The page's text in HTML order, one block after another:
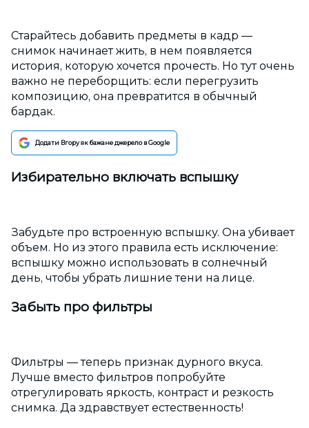
Старайтесь добавить предметы в кадр —
снимок начинает жить, в нем появляется
история, которую хочется прочесть. Но тут очень
важно не переборщить: если перегрузить
композицию, она превратится в обычный
бардак.
Додати Вгору як бажане джерело в Google
Избирательно включать вспышку
Забудьте про встроенную вспышку. Она убивает
объем. Но из этого правила есть исключение:
вспышку можно использовать в солнечный
день, чтобы убрать лишние тени на лице.
Забыть про фильтры
Фильтры — теперь признак дурного вкуса.
Лучше вместо фильтров попробуйте
отрегулировать яркость, контраст и резкость
снимка. Да здравствует естественность!